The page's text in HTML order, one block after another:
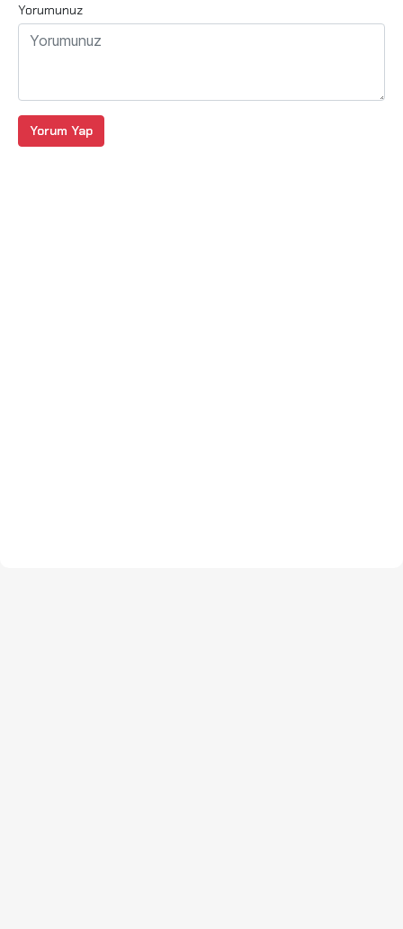
Yorumunuz
Yorum Yap